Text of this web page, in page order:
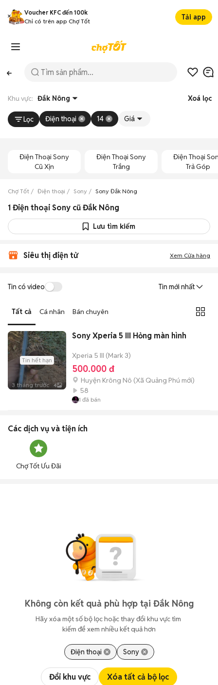
Voucher KFC đến 100k
Chỉ có trên app Chợ Tốt
Tải app
Khu vực: Đắk Nông Xoá lọc
Lọc Điện thoại 14 Giá
Điện Thoại Sony
Cũ Xịn
Điện Thoại Sony
Trắng
Điện Thoại
Trả Góp
Chợ Tốt Điện thoại Sony Sony Đắk Nông
1 Điện thoại Sony cũ Đắk Nông
Lưu tìm kiếm
Siêu thị điện tử Xem Cửa hàng
Tin có video Tin mới nhất
Tất cả Cá nhân Bán chuyên
Tin hết hạn
3 tháng trước 4
Sony Xperia 5 III Hỏng màn hình
Xperia 5 III (Mark 3)
500.000 đ
Huyện Krông Nô (Xã Quảng Phú mới)
58
1 đã bán
Các dịch vụ và tiện ích
Chợ Tốt Ưu Đãi
Không còn kết quả phù hợp tại Đắk Nông
Hãy xóa một số bộ lọc hoặc thay đổi khu vực tìm
kiếm để xem nhiều kết quả hơn
Điện thoại Sony
Đổi khu vực Xóa tất cả bộ lọc